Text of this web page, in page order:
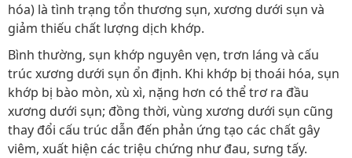
hóa) là tình trạng tổn thương sụn, xương dưới sụn và
giảm thiếu chất lượng dịch khớp.
Bình thường, sụn khớp nguyên vẹn, trơn láng và cấu
trúc xương dưới sụn ổn định. Khi khớp bị thoái hóa, sụn
khớp bị bào mòn, xù xì, nặng hơn có thể trơ ra đầu
xương dưới sụn; đồng thời, vùng xương dưới sụn cũng
thay đổi cấu trúc dẫn đến phản ứng tạo các chất gây
viêm, xuất hiện các triệu chứng như đau, sưng tấy.